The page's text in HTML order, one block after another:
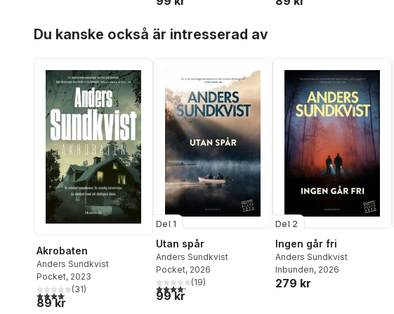
Du kanske också är intresserad av
Akrobaten
Anders Sundkvist
Pocket, 2023
4,1utav 5 stjärnor. Totalt antal röster:
(31)
89 kr
Del 1
Utan spår
Anders Sundkvist
Pocket, 2026
4,2utav 5 stjärnor. Totalt antal röster:
(19)
99 kr
Del 2
Ingen går fri
Anders Sundkvist
Inbunden, 2026
279 kr